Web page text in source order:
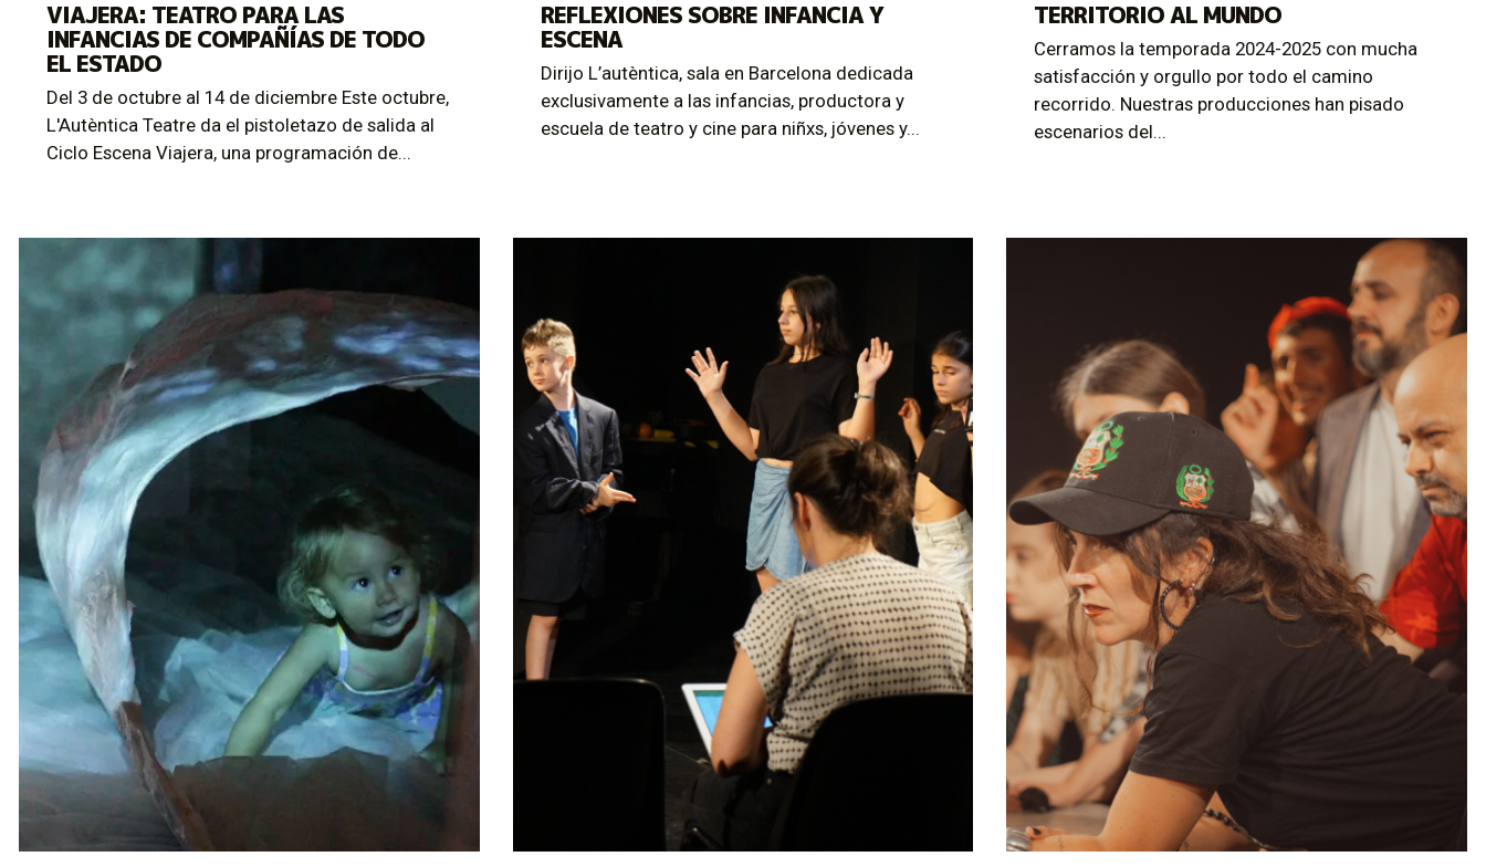
VIAJERA: TEATRO PARA LAS
INFANCIAS DE COMPAÑÍAS DE TODO
EL ESTADO
Del 3 de octubre al 14 de diciembre Este octubre,
L'Autèntica Teatre da el pistoletazo de salida al
Ciclo Escena Viajera, una programación de...
REFLEXIONES SOBRE INFANCIA Y
ESCENA
Dirijo L’autèntica, sala en Barcelona dedicada
exclusivamente a las infancias, productora y
escuela de teatro y cine para niñxs, jóvenes y...
TERRITORIO AL MUNDO
Cerramos la temporada 2024-2025 con mucha
satisfacción y orgullo por todo el camino
recorrido. Nuestras producciones han pisado
escenarios del...